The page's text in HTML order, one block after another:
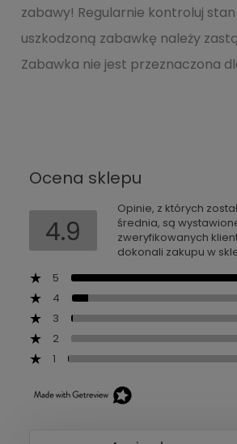
zabawy! Regularnie kontroluj
uszkodzoną zabawkę należy
Zabawka nie jest przeznaczona
Ocena sklepu
4.9
Opinie, z których
średnia, są
zweryfikowanych
dokonali zakupu w
5
4
3
2
1